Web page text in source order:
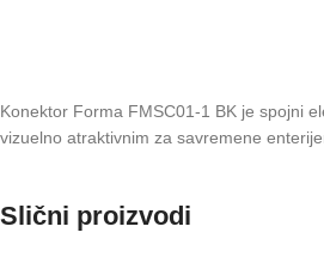
Konektor Forma FMSC01-1 BK je spojni
vizuelno atraktivnim za savremene
Slični proizvodi